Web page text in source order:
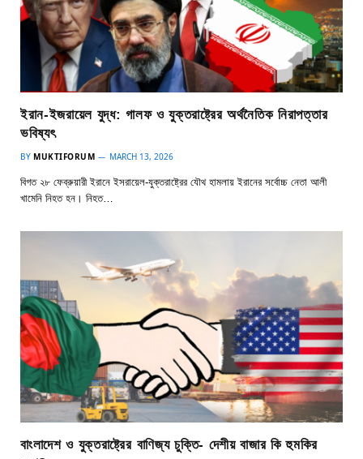
ইরান-ইজরায়েল যুদ্ধ: গালফ ও যুক্তরাষ্ট্রের অর্থনৈতিক নিরাপত্তার
ভবিষ্যৎ
BY MUKTIFORUM MARCH 13, 2026
বিগত ২৮ ফেব্রুয়ারী ইরানে ইসরায়েল-যুক্তরাষ্ট্রের যৌথ হামলায় ইরানের সর্বোচ্চ নেতা আলী
খামেনি নিহত হন। নিহত…
বাংলাদেশ ও যুক্তরাষ্ট্রের বাণিজ্য চুক্তি- দেশীয় বাজার কি হুমকির